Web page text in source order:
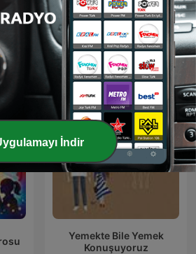
Arkası Yarın
Yemekte Bile Yemek
Konuşuyoruz
İndir